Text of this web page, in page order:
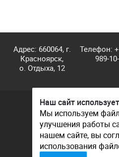
Адрес: 660064, г.
Красноярск,
о. Отдыха, 12
Телефон:
989-
© КГАУ «Центр
Политика
Наш сайт
Мы используем
улучшения работы
нашем сайте, вы
использования